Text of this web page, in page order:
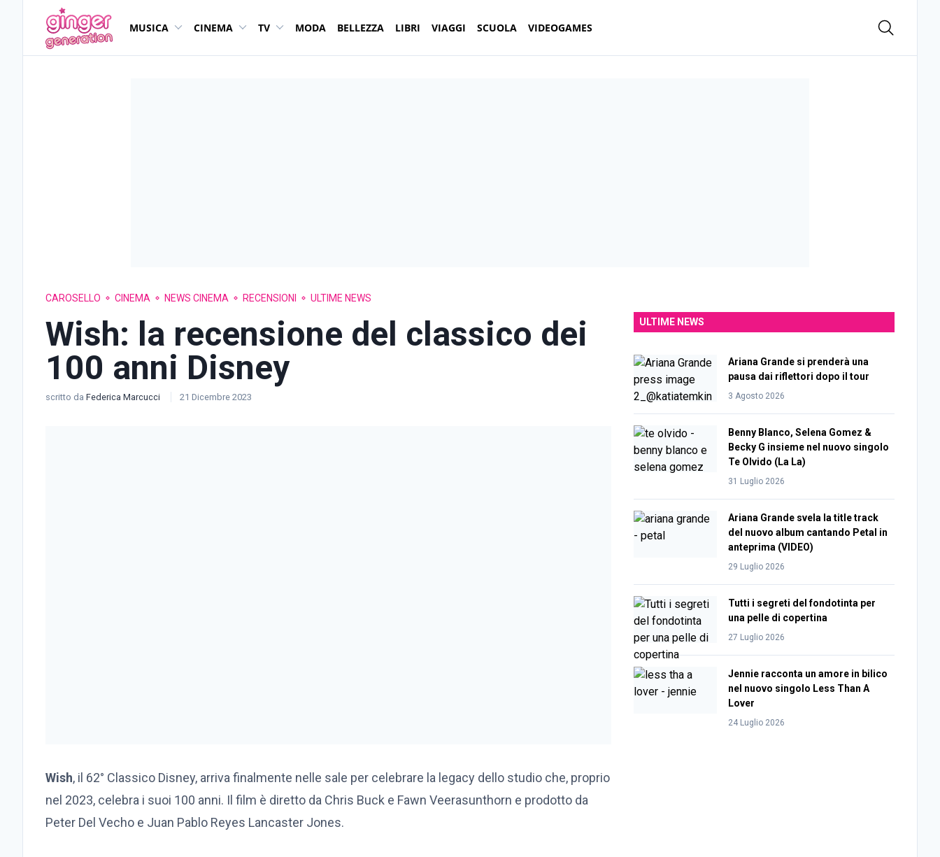
MUSICA CINEMA TV MODA BELLEZZA LIBRI VIAGGI SCUOLA VIDEOGAMES
CAROSELLO CINEMA NEWS CINEMA RECENSIONI ULTIME NEWS
Wish: la recensione del classico dei
100 anni Disney
scritto da Federica Marcucci 21 Dicembre 2023
Wish, il 62° Classico Disney, arriva finalmente nelle sale per celebrare la legacy dello studio che, proprio
nel 2023, celebra i suoi 100 anni. Il film è diretto da Chris Buck e Fawn Veerasunthorn e prodotto da
Peter Del Vecho e Juan Pablo Reyes Lancaster Jones.
ULTIME NEWS
Ariana Grande si prenderà una
pausa dai riflettori dopo il tour
3 Agosto 2026
Benny Blanco, Selena Gomez &
Becky G insieme nel nuovo singolo
Te Olvido (La La)
31 Luglio 2026
Ariana Grande svela la title track
del nuovo album cantando Petal in
anteprima (VIDEO)
29 Luglio 2026
Tutti i segreti del fondotinta per
una pelle di copertina
27 Luglio 2026
Jennie racconta un amore in bilico
nel nuovo singolo Less Than A
Lover
24 Luglio 2026